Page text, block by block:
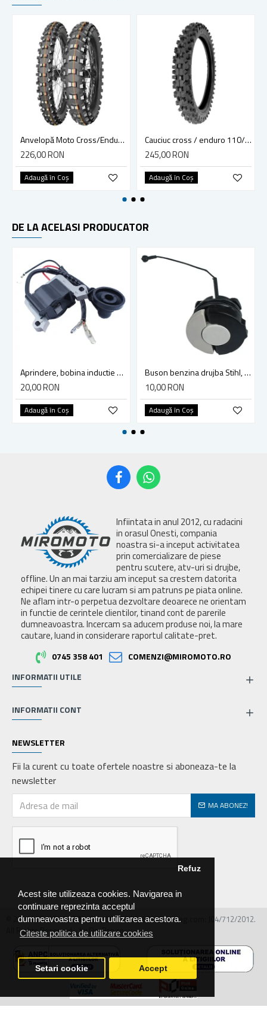
Acest site utilizeaza cookies. Navigarea in
continuare reprezinta acceptul
dumneavoastra pentru utilizarea acestora.
Citeste politica de utilizare cookies
Refuz
Setari cookie Accept
Anvelopă Moto Cross/Enduro MITAS 60/100-14 TT 29M TERRA FORCE-MX
226,00 RON
Adaugă în Coş
Cauciuc cross / enduro 110/90-19 F724 4PR TT
245,00 RON
Adaugă în Coş
DE LA ACELASI PRODUCATOR
Aprindere, bobina inductie motocoasa chinezeasca TL43 TL 52, Ruris Dac 210, Dac 310
20,00 RON
Adaugă în Coş
Buson benzina drujba Stihl, model cu clapeta
10,00 RON
Adaugă în Coş
Infiintata in anul 2012, cu radacini
in orasul Onesti, compania
noastra si-a inceput activitatea
prin comercializare de piese
pentru scutere, atv-uri si drujbe,
offline. Un an mai tarziu am inceput sa crestem datorita
echipei tinere cu care lucram si am patruns pe piata online.
Ne aflam intr-o perpetua dezvoltare deoarece ne orientam
in functie de cerintele clientilor, tinand cont de parerile
dumneavoastra. Incercam sa aducem produse noi, la mare
cautare, luand in considerare raportul calitate-pret.
0745 358 401
COMENZI@MIROMOTO.RO
INFORMATII UTILE
INFORMATII CONT
NEWSLETTER
Fii la curent cu toate ofertele noastre si aboneaza-te la
newsletter
MA ABONEZ!
© 2026 MIRALEX PARTS SRL, CIF: RO30468586, Nr.reg.com: J04/712/2012.
All Rights Reserved - by DevPro.ro